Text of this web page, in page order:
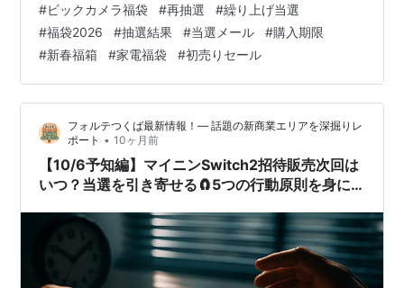
部デスクが断言します！ **第1回で落ちても、まだ全然チ
ャンスはあります！！**🔥 なぜなら、ビックカメラの福
袋には**繰り上げ当選（再抽選）**という救済システム
があるからです💪 しかも、例年2回も実施されているん
です！ つまり、あなたにはまだ最低でも2回のチャンス
が残っているという…
#ビックカメラ福袋 #再抽選 #繰り上げ当選
#福袋2026 #抽選結果 #当選メール #購入期限
#新春福箱 #家電福袋 #初売りセール
フォルテつくば最新情報！— 話題の新商業エリアを深掘りレ
ポート • 10ヶ月前
【10/6予知編】マイニンSwitch2招待販売次回は
いつ？当選を引き寄せる🧲5つの行動原則を身に